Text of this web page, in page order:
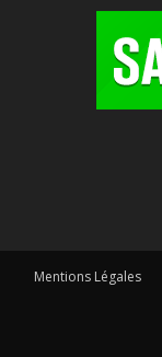
Mentions Légales